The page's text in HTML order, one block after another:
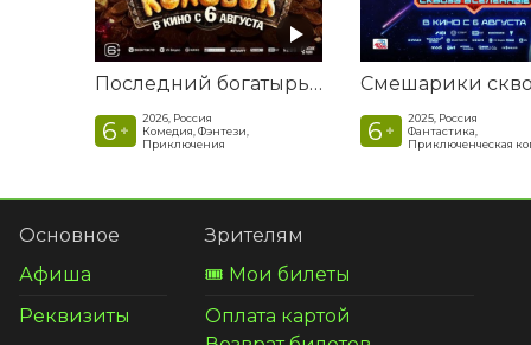
Последний богатырь. Колобок
6 +
2026, Россия
Комедия, Фэнтези,
Приключения
6 +
2025, Россия
Фантастика,
Приключенческая
Основное
Афиша
Реквизиты
Зрителям
🎟️ Мои билеты
Оплата картой